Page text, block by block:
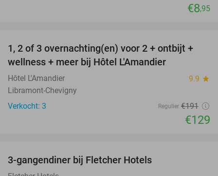
€8,95
32%
TODAY
1, 2 of 3 overnachting(en) voor 2 + ontbijt +
wellness + meer bij Hôtel L'Amandier
Hôtel L'Amandier 9.9 star
Libramont-Chevigny
Verkocht: 3
Regulier €191
€129
3-gangendiner bij Fletcher Hotels